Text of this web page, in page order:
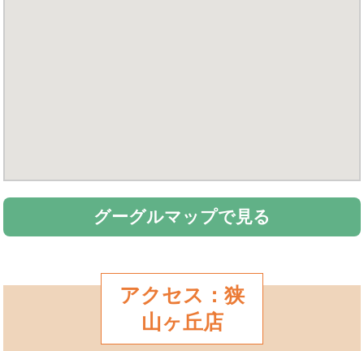
グーグルマップで見る
アクセス：狭
山ヶ丘店